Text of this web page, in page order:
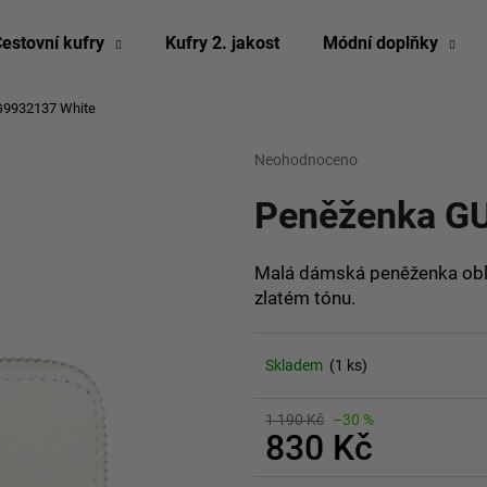
kufry Kufry 2. jakost Módní doplňky
White
Průměrné
produktu
je
5
hvězdiček.
Neohodnoceno
Peněženka
Malá dámská peněženka
zlatém tónu.
Skladem (1 ks)
1 190 Kč –30 %
830 Kč
Co potřebujete najít?
HLEDAT